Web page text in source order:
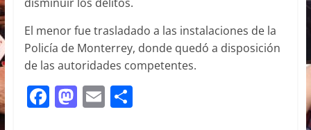
El menor fue trasladado a las instalaciones de la
Policía de Monterrey, donde quedó a disposición
de las autoridades competentes.
F M E C